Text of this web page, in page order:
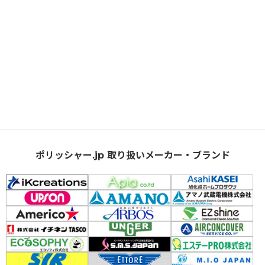
ポリッシャー.jp 取り扱いメーカー・ブランド